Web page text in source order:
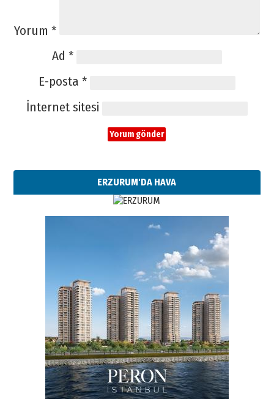
Yorum *
Ad *
E-posta *
İnternet sitesi
ERZURUM'DA HAVA
Esat BİNDESEN
Başkan Sekmen’den Erzurum’a
bir vizyon proje daha!
02 Ağustos 2026 Pazar
Kadir SABUNCUOĞLU
Erzurumspor’un köşe taşları
29 Haziran 2026 Pazartesi